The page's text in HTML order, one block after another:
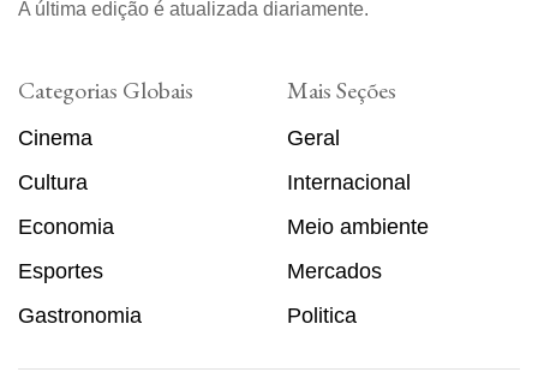
A última edição é atualizada diariamente.
Categorias Globais
Cinema
Cultura
Economia
Esportes
Gastronomia
Mais Seções
Geral
Internacional
Meio ambiente
Mercados
Politica